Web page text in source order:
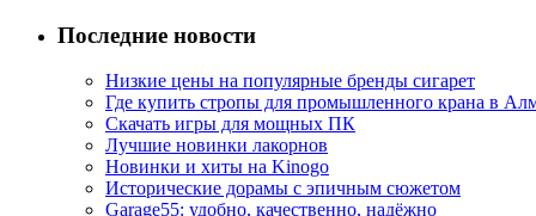
Последние новости
Низкие цены на популярные бренды сигарет
Где купить стропы для промышленного крана в
Скачать игры для мощных ПК
Лучшие новинки лакорнов
Новинки и хиты на Kinogo
Исторические дорамы с эпичным сюжетом
Garage55: удобно, качественно, надёжно